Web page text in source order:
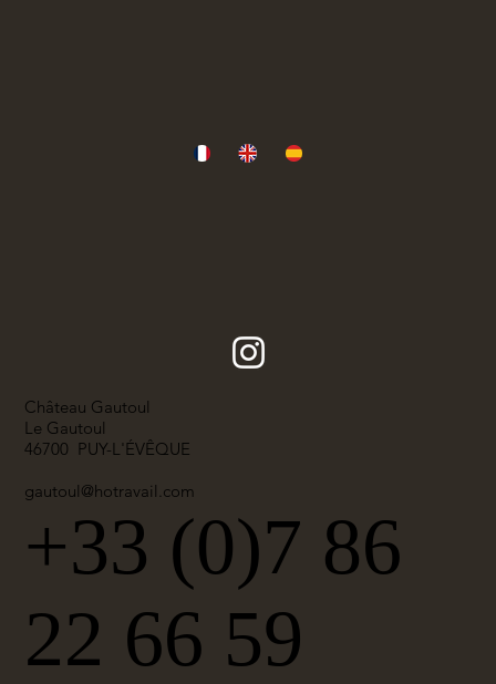
Château Gautoul
Le Gautoul
46700 PUY-L'ÉVÊQUE
gautoul@hotravail.com
+33 (0)7 86
22 66 59